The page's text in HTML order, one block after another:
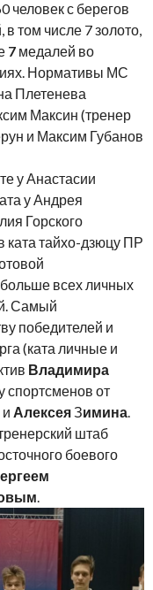
человек с берегов
в том числе 7 золото,
7 медалей во
Нормативы МС
Плетенева
Максин (тренер
и Максим Губанов
у Анастасии
у Андрея
Горского
ката тайхо-дзюцу ПР
больше всех личных
Самый
победителей и
(ката личные и
Владимира
спортсменов от
и АлексеяЗимина.
штаб
боевого
.